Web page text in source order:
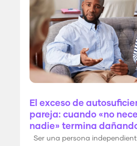
El exceso de
pareja: cuando «no
nadie» termina
Ser una persona